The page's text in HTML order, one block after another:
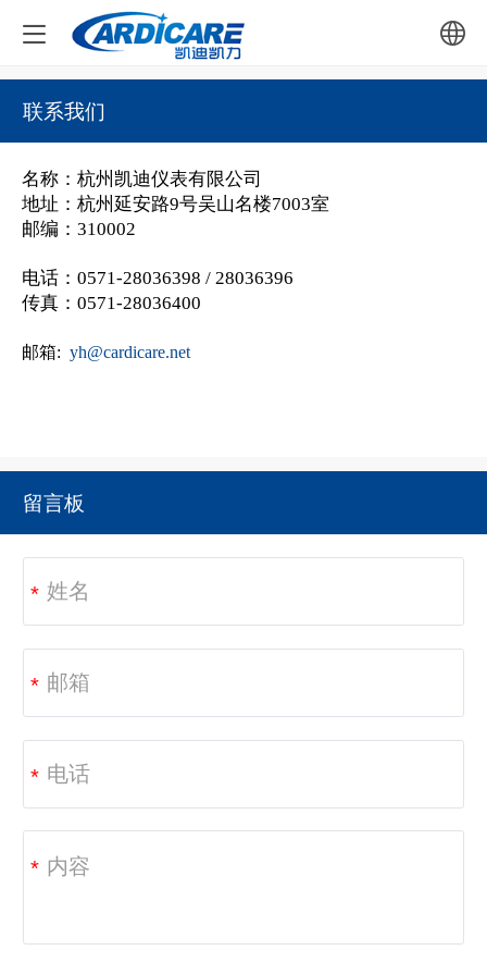
联系我们
名称：杭州凯迪仪表有限公司
地址：杭州延安路9号吴山名楼7003室
邮编：310002
电话：0571-28036398 / 28036396
传真：0571-28036400
邮箱: yh@cardicare.net
留言板
*
*
*
*